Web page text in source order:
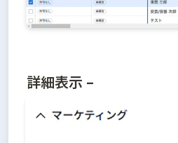
詳細表示 –